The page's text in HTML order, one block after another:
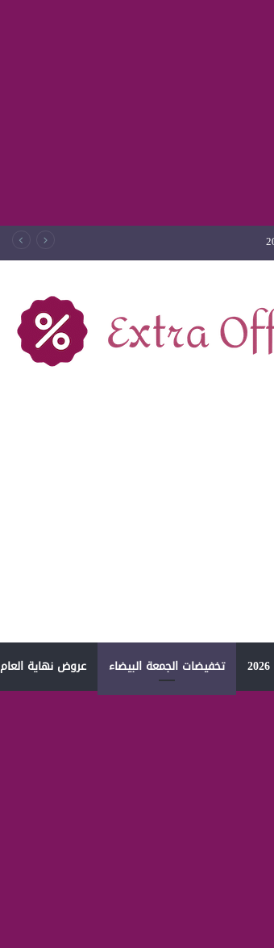
تخفيضات الجمعة البيضاء عروض نهاية العام